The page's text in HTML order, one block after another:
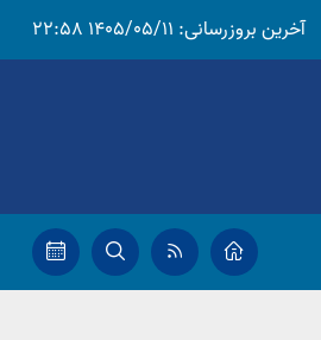
آخرین بروزرسانی: 1405/05/11 22:58